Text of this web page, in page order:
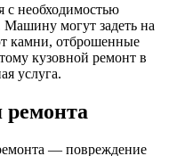
с необходимостью
Машину могут задеть на
камни, отброшенные
кузовной ремонт в
услуга.
— повреждение